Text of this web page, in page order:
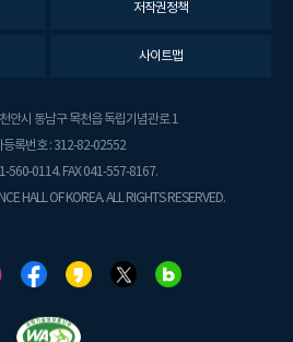
저작권정책
사이트맵
안시 동남구 목천읍 독립기념관로 1
등록번호 : 312-82-02552
560-0114. FAX 041-557-8167.
HALL OF KOREA. ALL RIGHTS RESERVED.